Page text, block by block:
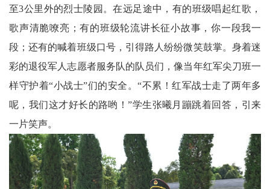
委
消
息
府
法
至3公里外的烈士陵园。在远足途中，有的班级唱起红歌，
歌声清脆嘹亮；有的班级轮流讲长征小故事，你一段我一
段；还有的喊着班级口号，引得路人纷纷微笑鼓掌。身着迷
彩的退役军人志愿者服务队的队员们，像当年红军尖刀班一
样守护着“小战士”们的安全。“不累！红军战士走了两年多
呢，我们这才好长的路哟！”学生张曦月蹦跳着回答，引来
一片笑声。